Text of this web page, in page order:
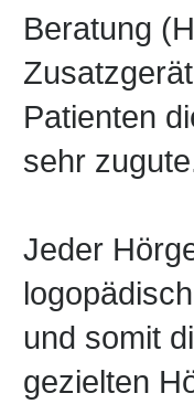
Beratung
Patienten
sehr
Jeder
und somit
gezielten